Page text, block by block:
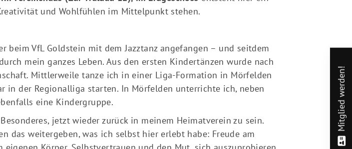
und Wohlfühlen im Mittelpunkt stehen.
beim VfL Goldstein mit dem Jazztanz angefangen – und seitdem
mein ganzes Leben. Aus den ersten Kindertänzen wurde nach
Mittlerweile tanze ich in einer Liga-Formation in Mörfelden
in der Regionalliga starten. In Mörfelden unterrichte ich, neben
eine Kindergruppe.
jetzt wieder zurück in meinem Heimatverein zu sein.
das weitergeben, was ich selbst hier erlebt habe: Freude am
Mitglied werden!